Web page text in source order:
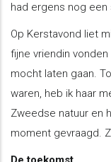
had ergens nog
Op Kerstavond liet
fijne vriendin
mocht laten gaan.
waren, heb ik haar
Zweedse natuur en
moment gevraagd.